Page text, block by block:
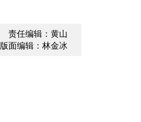
责任编辑：黄山
版面编辑：林金冰